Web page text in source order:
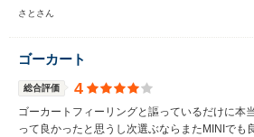
さとさん
ゴーカート
総合評価 4
ゴーカートフィーリングと謳っているだけに本
って良かったと思うし次選ぶならまたMINIでも